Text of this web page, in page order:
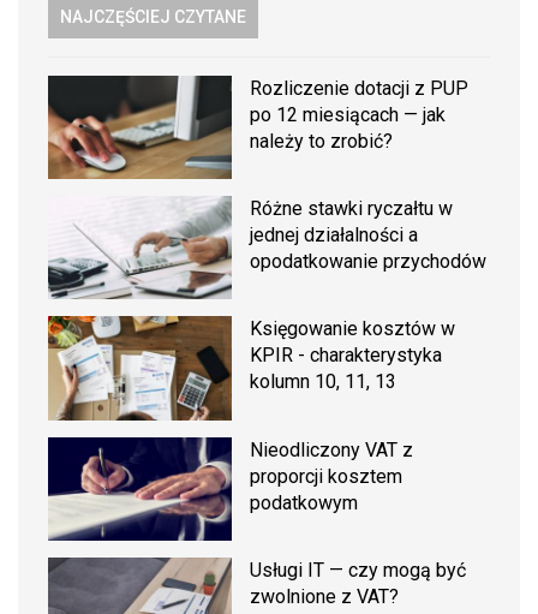
NAJCZĘŚCIEJ CZYTANE
Rozliczenie dotacji z PUP
po 12 miesiącach — jak
należy to zrobić?
Różne stawki ryczałtu w
jednej działalności a
opodatkowanie przychodów
Księgowanie kosztów w
KPIR - charakterystyka
kolumn 10, 11, 13
Nieodliczony VAT z
proporcji kosztem
podatkowym
Usługi IT — czy mogą być
zwolnione z VAT?